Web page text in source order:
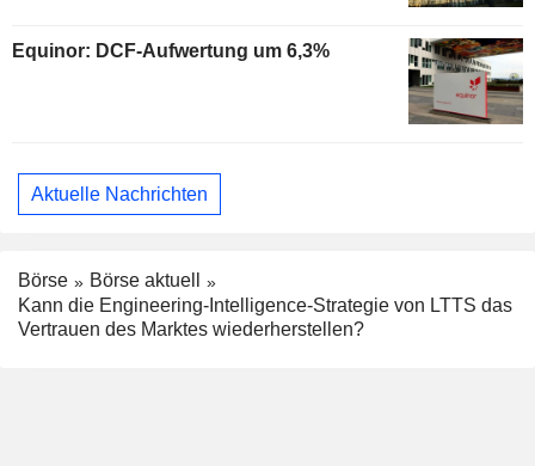
Equinor: DCF-Aufwertung um 6,3%
Aktuelle Nachrichten
Börse
Börse aktuell
Kann die Engineering-Intelligence-Strategie von LTTS das
Vertrauen des Marktes wiederherstellen?